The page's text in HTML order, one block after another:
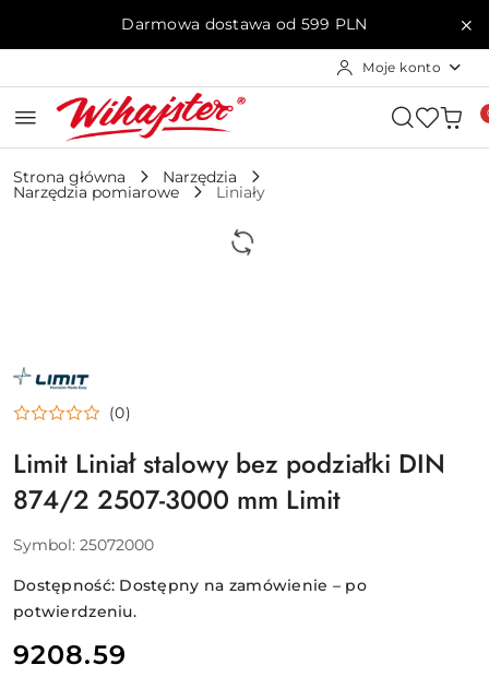
Przejdź do treści głównej
Przejdź do wyszukiwarki
Przejdź do moje konto
Przejdź do menu głównego
Przejdź do opisu produktu
Przejdź do stopkiDarmowa dostawa od 599 PLN
Moje konto
Strona główna Narzędzia
Narzędzia pomiarowe Liniały
NAZWA
PRODUCENTA:
LIMIT
(0)
Limit Liniał stalowy bez podziałki DIN
874/2 2507-3000 mm Limit
Symbol: 25072000
Dostępność: Dostępny na zamówienie – po
potwierdzeniu.
cena:
9208.59